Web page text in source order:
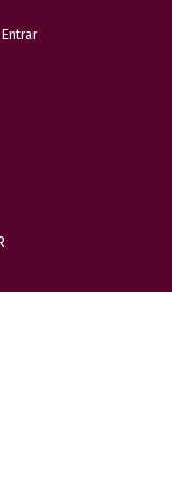
Entrar